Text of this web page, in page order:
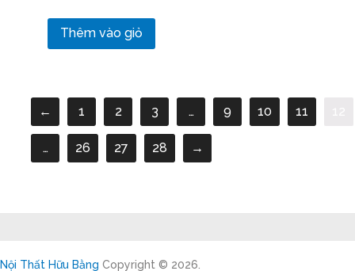
Thêm vào giỏ
← 1 2 3 … 9 10 11
… 26 27 28 →
Nội Thất Hữu Bằng Copyright © 2026.